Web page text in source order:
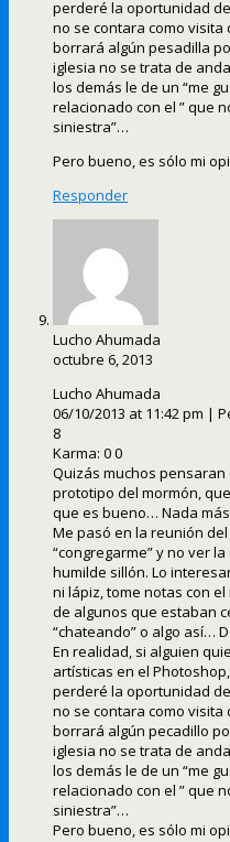
perderé la oportunidad
no se contara como visita
borrará algún pesadilla
iglesia no se trata de
los demás le de un “me
relacionado con el ” que
siniestra”…
Pero bueno, es sólo mi
Responder
Lucho Ahumada
octubre 6, 2013
Lucho Ahumada
06/10/2013 at 11:42 pm |
8
Karma: 0 0
Quizás muchos pensaran
prototipo del mormón,
que es bueno… Nada
Me pasó en la reunión
“congregarme” y no ver
humilde sillón. Lo
ni lápiz, tome notas con
de algunos que estaban
“chateando” o algo así…
En realidad, si alguien
artísticas en el
perderé la oportunidad
no se contara como visita
borrará algún pecadillo
iglesia no se trata de
los demás le de un “me
relacionado con el ” que
siniestra”…
Pero bueno, es sólo mi